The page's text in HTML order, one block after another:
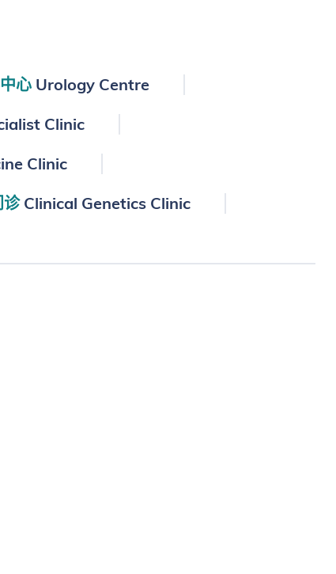
心 Urology Centre
Clinic
Clinic
诊Clinical Genetics Clinic